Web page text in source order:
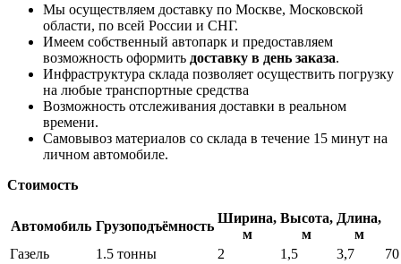
Мы осуществляем доставку по Москве, Московской
области, по всей России и СНГ.
Имеем собственный автопарк и предоставляем
возможность оформить доставку в день заказа.
Инфраструктура склада позволяет осуществить погрузку
на любые транспортные средства
Возможность отслеживания доставки в реальном
времени.
Самовывоз материалов со склада в течение 15 минут на
личном автомобиле.
Стоимость
Автомобиль Грузоподъёмность
Ширина,
м
Высота,
м
Длина,
м
Газель
1.5 тонны 2 1,5 3,7